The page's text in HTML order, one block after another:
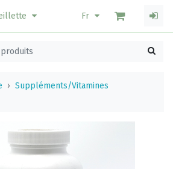
Fr
Suppléments/Vitamines